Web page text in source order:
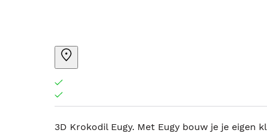
3D Krokodil Eugy. Met Eugy bouw je je eigen